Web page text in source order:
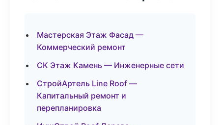
Мастерская Этаж Фасад —
Коммерческий ремонт
СК Этаж Камень — Инженерные сети
СтройАртель Line Roof —
Капитальный ремонт и
перепланировка